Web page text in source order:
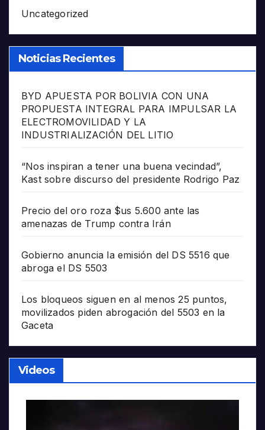
Uncategorized
Noticias Recientes
BYD APUESTA POR BOLIVIA CON UNA
PROPUESTA INTEGRAL PARA IMPULSAR LA
ELECTROMOVILIDAD Y LA
INDUSTRIALIZACIÓN DEL LITIO
“Nos inspiran a tener una buena vecindad”,
Kast sobre discurso del presidente Rodrigo Paz
Precio del oro roza $us 5.600 ante las
amenazas de Trump contra Irán
Gobierno anuncia la emisión del DS 5516 que
abroga el DS 5503
Los bloqueos siguen en al menos 25 puntos,
movilizados piden abrogación del 5503 en la
Gaceta
Videos